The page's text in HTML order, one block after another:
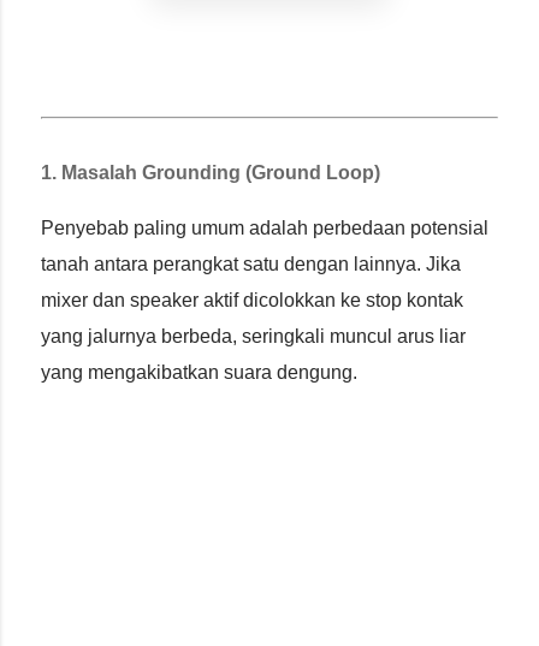
1. Masalah Grounding (Ground Loop)
Penyebab paling umum adalah perbedaan potensial
tanah antara perangkat satu dengan lainnya. Jika
mixer dan speaker aktif dicolokkan ke stop kontak
yang jalurnya berbeda, seringkali muncul arus liar
yang mengakibatkan suara dengung.